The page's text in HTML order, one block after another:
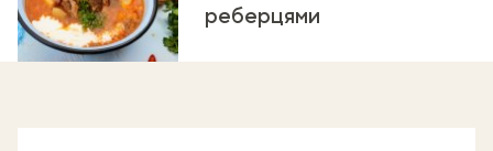
реберцями